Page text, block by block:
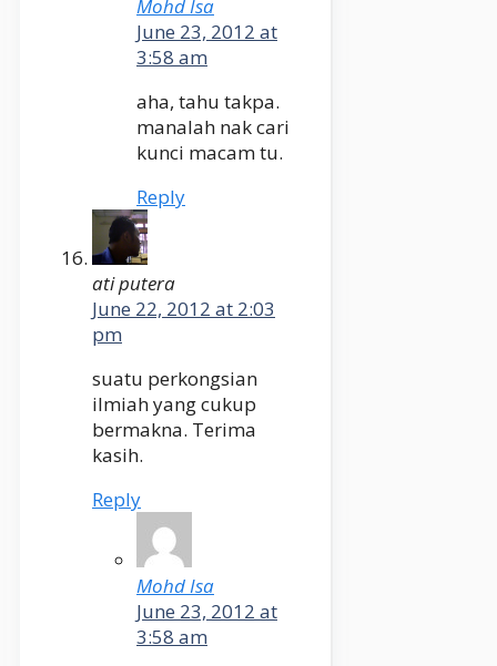
Mohd Isa
June 23, 2012 at
3:58 am
aha, tahu takpa.
manalah nak cari
kunci macam tu.
Reply
ati putera
June 22, 2012 at 2:03
pm
suatu perkongsian
ilmiah yang cukup
bermakna. Terima
kasih.
Reply
Mohd Isa
June 23, 2012 at
3:58 am